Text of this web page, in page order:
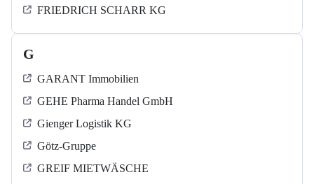
FRIEDRICH SCHARR KG
G
GARANT Immobilien
GEHE Pharma Handel GmbH
Gienger Logistik KG
Götz-Gruppe
GREIF MIETWÄSCHE